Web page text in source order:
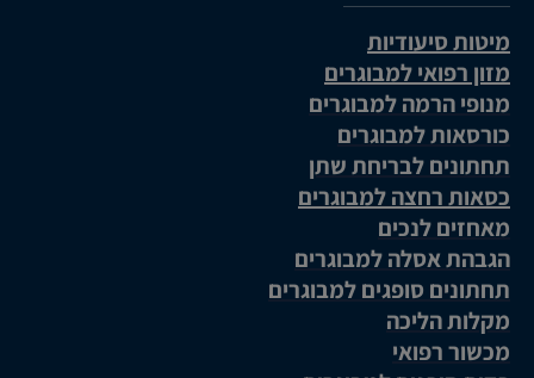
מיטות סיעודיות
מזון רפואי למבוגרים
מנופי הרמה למבוגרים
כורסאות למבוגרים
תחתונים לבריחת שתן
כסאות רחצה למבוגרים
מאחזים לנכים
הגבהת אסלה למבוגרים
תחתונים סופגים למבוגרים
מקלות הליכה
מכשור רפואי